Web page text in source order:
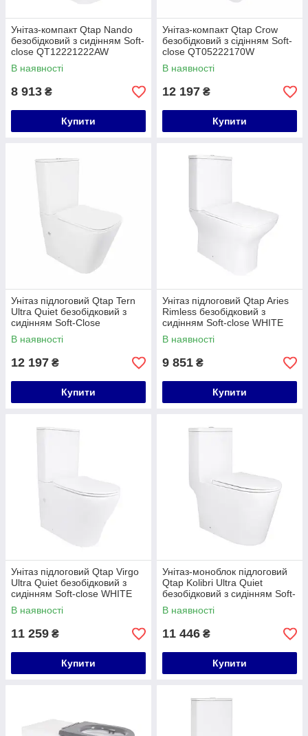
Унітаз-компакт Qtap Nando
безобідковий з сидінням Soft-
close QT12221222AW
В наявності
8 913 ₴
Купити
Унітаз-компакт Qtap Crow
безобідковий з сідінням Soft-
close QT05222170W
В наявності
12 197 ₴
Купити
Унітаз підлоговий Qtap Tern
Ultra Quiet безобідковий з
сидінням Soft-Close
QT17226003AW White
В наявності
12 197 ₴
Купити
Унітаз підлоговий Qtap Aries
Rimless безобідковий з
сидінням Soft-close WHITE
QT03228302W
В наявності
9 851 ₴
Купити
Унітаз підлоговий Qtap Virgo
Ultra Quiet безобідковий з
сидінням Soft-close WHITE
QT18226092AW
В наявності
11 259 ₴
Купити
Унітаз-моноблок підлоговий
Qtap Kolibri Ultra Quiet
безобідковий з сидінням Soft-
close WHITE QT10226380W
В наявності
11 446 ₴
Купити